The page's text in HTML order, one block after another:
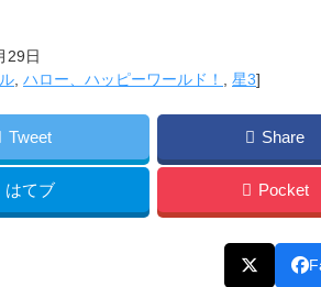
29日
ハロー、ハッピーワールド！ 星3]
Tweet Share
はてブ Pocket